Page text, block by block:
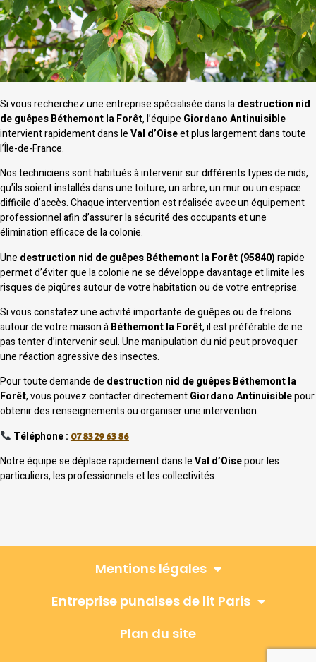
Si vous recherchez une entreprise spécialisée dans ladestruction nid
de guêpes Béthemont la Forêt, l’équipe Giordano Antinuisible
intervient rapidement dans leVal d’Oiseet plus largement dans toute
l’Île-de-France.
Nos techniciens sont habitués à intervenir sur différents types de nids,
qu’ils soient installés dans une toiture, un arbre, un mur ou un espace
difficile d’accès. Chaque intervention est réalisée avec un équipement
professionnel afin d’assurer la sécurité des occupants et une
élimination efficace de la colonie.
Une destruction nid de guêpes Béthemont la Forêt (95840)rapide
permet d’éviter que la colonie ne se développe davantage et limite les
risques de piqûres autour de votre habitation ou de votre entreprise.
Si vous constatez une activité importante de guêpes ou de frelons
autour de votre maison àBéthemont la Forêt, il est préférable de ne
pas tenter d’intervenir seul. Une manipulation du nid peut provoquer
une réaction agressive des insectes.
Pour toute demande de destruction nid de guêpes Béthemont la
Forêt, vous pouvez contacter directementGiordano Antinuisiblepour
obtenir des renseignements ou organiser une intervention.
Téléphone : 07 83 29 63 86
Notre équipe se déplace rapidement dans leVal d’Oisepour les
particuliers, les professionnels et les collectivités.
Mentions légales
Entreprise punaises de lit Paris
Plan du site